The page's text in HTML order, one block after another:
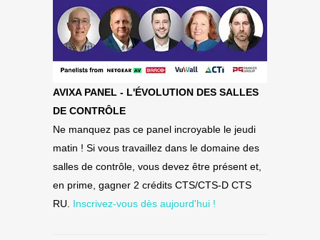
AVIXA PANEL - L'ÉVOLUTION DES SALLES
DE CONTRÔLE
Ne manquez pas ce panel incroyable le jeudi
matin ! Si vous travaillez dans le domaine des
salles de contrôle, vous devez être présent et,
en prime, gagner 2 crédits CTS/CTS-D CTS
RU. Inscrivez-vous dès aujourd'hui !